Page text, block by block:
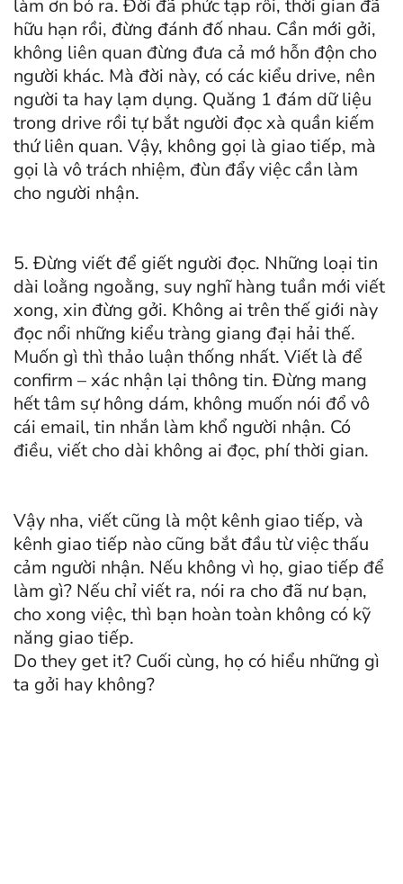
làm ơn bỏ ra. Đời đã phức tạp rồi, thời gian đã
hữu hạn rồi, đừng đánh đố nhau. Cần mới gởi,
không liên quan đừng đưa cả mớ hỗn độn cho
người khác. Mà đời này, có các kiểu drive, nên
người ta hay lạm dụng. Quăng 1 đám dữ liệu
trong drive rồi tự bắt người đọc xà quần kiếm
thứ liên quan. Vậy, không gọi là giao tiếp, mà
gọi là vô trách nhiệm, đùn đẩy việc cần làm
cho người nhận.
5. Đừng viết để giết người đọc. Những loại tin
dài loằng ngoằng, suy nghĩ hàng tuần mới viết
xong, xin đừng gởi. Không ai trên thế giới này
đọc nổi những kiểu tràng giang đại hải thế.
Muốn gì thì thảo luận thống nhất. Viết là để
confirm – xác nhận lại thông tin. Đừng mang
hết tâm sự hông dám, không muốn nói đổ vô
cái email, tin nhắn làm khổ người nhận. Có
điều, viết cho dài không ai đọc, phí thời gian.
Vậy nha, viết cũng là một kênh giao tiếp, và
kênh giao tiếp nào cũng bắt đầu từ việc thấu
cảm người nhận. Nếu không vì họ, giao tiếp để
làm gì? Nếu chỉ viết ra, nói ra cho đã nư bạn,
cho xong việc, thì bạn hoàn toàn không có kỹ
năng giao tiếp.
Do they get it? Cuối cùng, họ có hiểu những gì
ta gởi hay không?